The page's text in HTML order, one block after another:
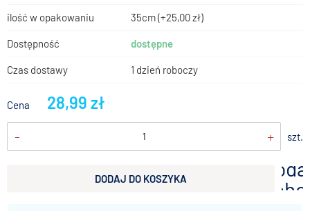
ilość w opakowaniu 35cm(+25,00 zł)
Dostępność dostępne
Czas dostawy 1 dzień roboczy
Cena 28,99 zł
- + szt.
DODAJ DO KOSZYKA